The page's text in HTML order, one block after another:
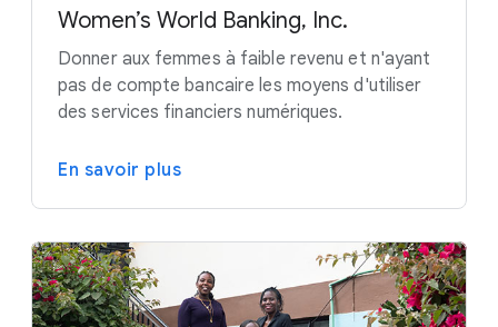
Women’s World Banking, Inc.
Donner aux femmes à faible revenu et n'ayant
pas de compte bancaire les moyens d'utiliser
des services financiers numériques.
En savoir plus